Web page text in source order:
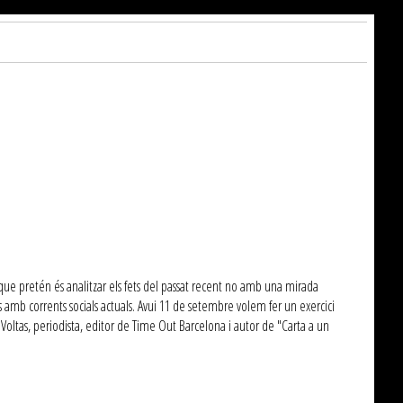
pretén és analitzar els fets del passat recent no amb una mirada
corrents socials actuals. Avui 11 de setembre volem fer un exercici
periodista, editor de Time Out Barcelona i autor de "Carta a un